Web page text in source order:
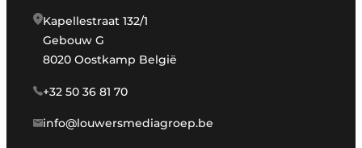
Kapellestraat 132/1
Gebouw G
8020 Oostkamp België
+32 50 36 81 70
info@louwersmediagroep.be